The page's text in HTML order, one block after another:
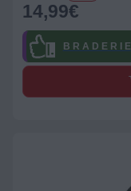
14,99€
B R A D E R I E